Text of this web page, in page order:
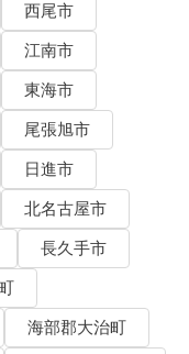
西尾市
江南市
東海市
尾張旭市
日進市
北名古屋市
長久手市
海部郡大治町